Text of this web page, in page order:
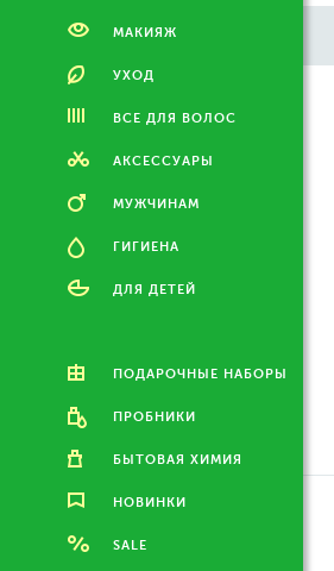
МАКИЯЖ
УХОД
ВСЕ ДЛЯ ВОЛОС
АКСЕССУАРЫ
МУЖЧИНАМ
ГИГИЕНА
ДЛЯ ДЕТЕЙ
ПОДАРОЧНЫЕ НАБОРЫ
ПРОБНИКИ
БЫТОВАЯ ХИМИЯ
НОВИНКИ
SALE